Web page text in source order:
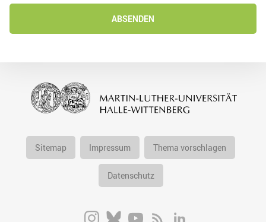
ABSENDEN
Sitemap Impressum Thema vorschlagen
Datenschutz